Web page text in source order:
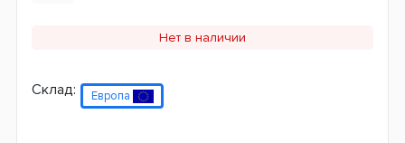
Нет в наличии
Склад: Европа